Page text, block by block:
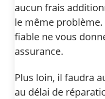
aucun frais
le même
fiable ne vous
assurance.
Plus loin, il faudra
au délai de